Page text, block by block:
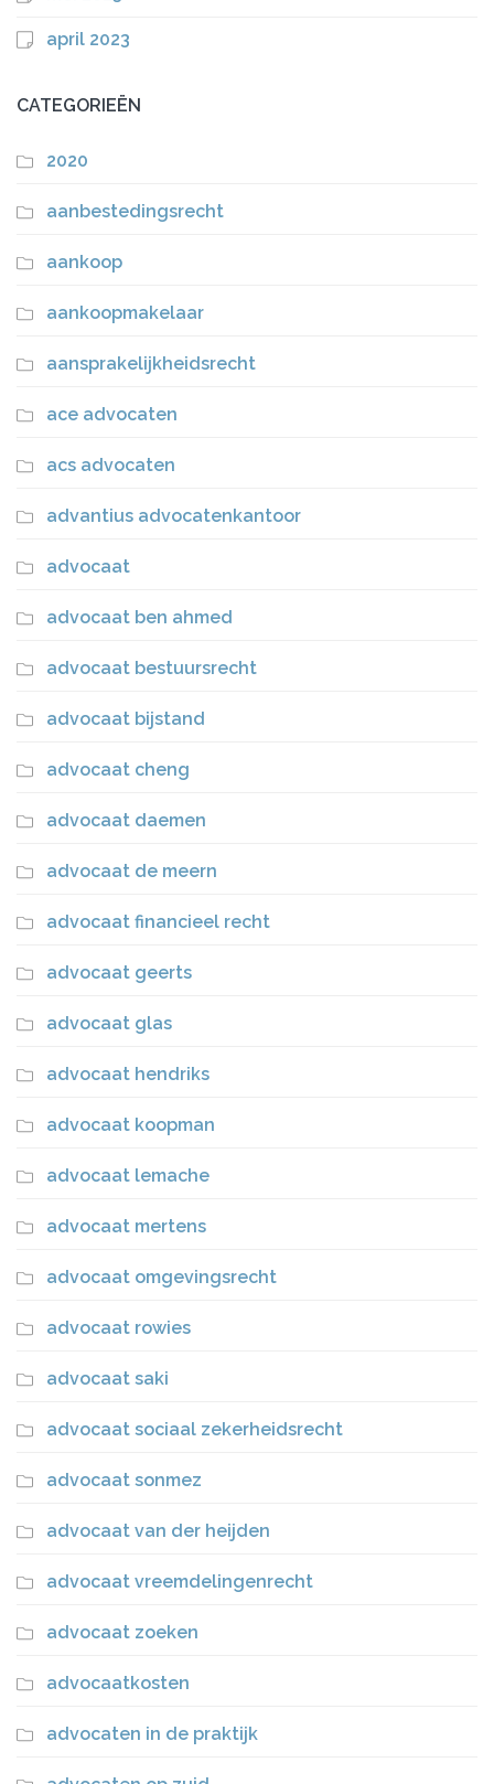
april 2023
CATEGORIEËN
2020
aanbestedingsrecht
aankoop
aankoopmakelaar
aansprakelijkheidsrecht
ace advocaten
acs advocaten
advantius advocatenkantoor
advocaat
advocaat ben ahmed
advocaat bestuursrecht
advocaat bijstand
advocaat cheng
advocaat daemen
advocaat de meern
advocaat financieel recht
advocaat geerts
advocaat glas
advocaat hendriks
advocaat koopman
advocaat lemache
advocaat mertens
advocaat omgevingsrecht
advocaat rowies
advocaat saki
advocaat sociaal zekerheidsrecht
advocaat sonmez
advocaat van der heijden
advocaat vreemdelingenrecht
advocaat zoeken
advocaatkosten
advocaten in de praktijk